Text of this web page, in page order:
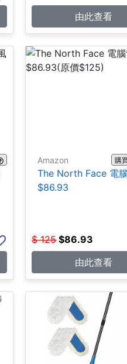
由此查看
Amazon 購
The North Face 電
$86.93
$ 125 $86.93
由此查看